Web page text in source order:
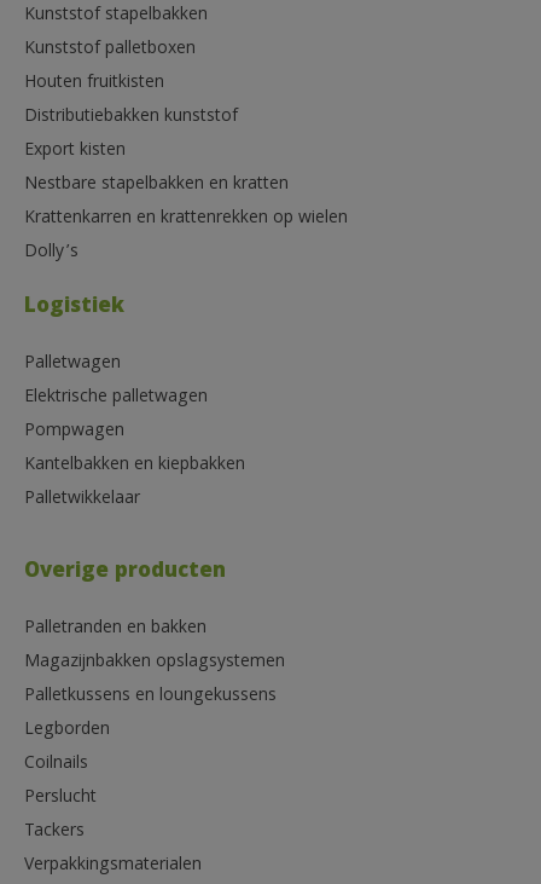
Kunststof stapelbakken
Kunststof palletboxen
Houten fruitkisten
Distributiebakken kunststof
Export kisten
Nestbare stapelbakken en kratten
Krattenkarren en krattenrekken op wielen
Dolly’s
Logistiek
Palletwagen
Elektrische palletwagen
Pompwagen
Kantelbakken en kiepbakken
Palletwikkelaar
Overige producten
Palletranden en bakken
Magazijnbakken opslagsystemen
Palletkussens en loungekussens
Legborden
Coilnails
Perslucht
Tackers
Verpakkingsmaterialen